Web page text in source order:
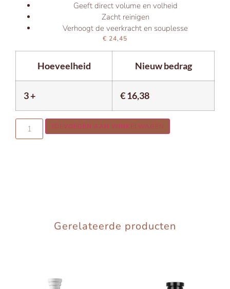
Geeft direct volume en volheid
Zacht reinigen
Verhoogt de veerkracht en souplesse
€ 24,45
Hoeveelheid Nieuw bedrag
3 + €16,38
TOEVOEGEN AAN WINKELWAGEN
Gerelateerde producten